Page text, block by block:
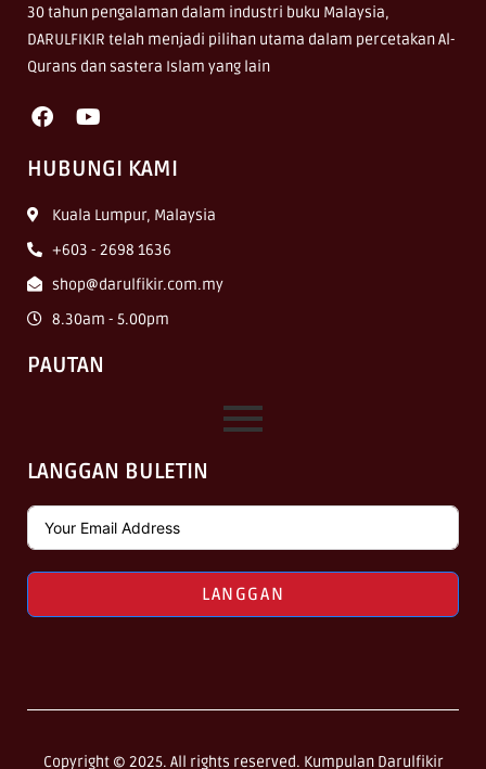
30 tahun pengalaman dalam industri buku Malaysia,
DARULFIKIR telah menjadi pilihan utama dalam percetakan Al-
Qurans dan sastera Islam yang lain
HUBUNGI KAMI
Kuala Lumpur, Malaysia
+603 - 2698 1636
shop@darulfikir.com.my
8.30am - 5.00pm
PAUTAN
LANGGAN BULETIN
LANGGAN
Copyright © 2025. All rights reserved. Kumpulan Darulfikir